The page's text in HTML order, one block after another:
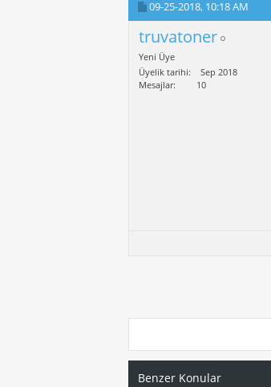
09-25-2018, 10:18 AM
truvatoner
Yeni Üye
Üyelik tarihi
Sep 2018
Mesajlar
10
Benzer Konular